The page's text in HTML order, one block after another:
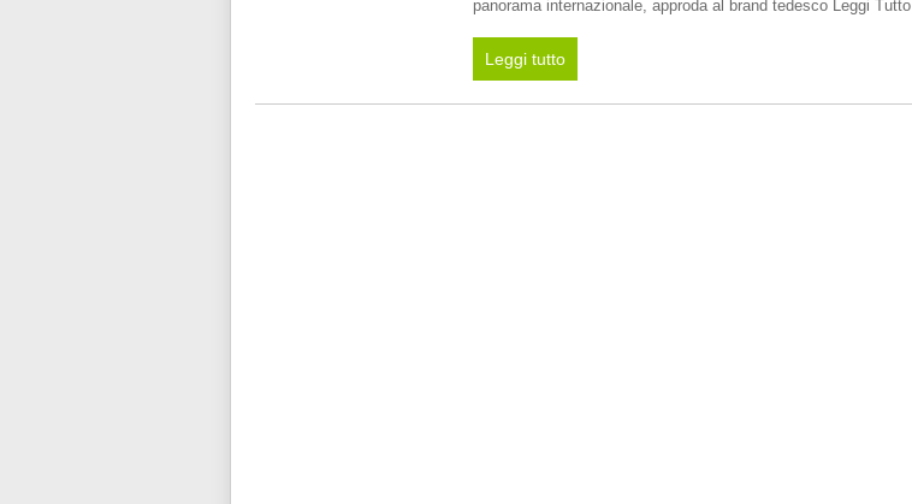
panorama internazionale, approda al brand tedesco Leggi Tutto
Leggi tutto